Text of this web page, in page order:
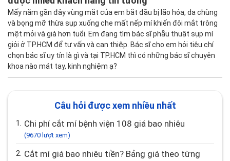
Mấy năm gần đây vùng mắt của em bắt đầu bị lão hóa, da chùng
và bọng mỡ thừa sụp xuống che mất nếp mí khiến đôi mắt trông
mệt mỏi và già hơn tuổi. Em đang tìm bác sĩ phẫu thuật sụp mí
giỏi ở TP.HCM để tư vấn và can thiệp. Bác sĩ cho em hỏi tiêu chí
chọn bác sĩ uy tín là gì và tại TP.HCM thì có những bác sĩ chuyên
khoa nào mát tay, kinh nghiệm ạ?
Câu hỏi được xem nhiều nhất
1. Chi phí cắt mí bệnh viện 108 giá bao nhiêu
(9670 lượt xem)
2. Cắt mí giá bao nhiêu tiền? Bảng giá theo từng